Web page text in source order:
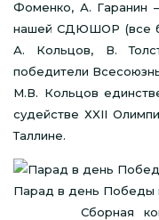
Фоменко, А. Гаранин
нашей СДЮШОР (все
А. Кольцов, В.
победители
М.В. Кольцов
судействе ХXII
Таллине.
Парад в день Победы
Сборная